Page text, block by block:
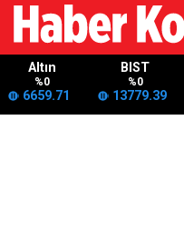
Altın
%0
6659.71
BIST
%0
13779.39